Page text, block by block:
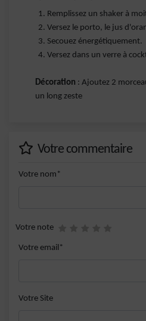
Remplissez un shaker à
Versez le porto, le jus
Secouez énergétiquement.
Versez dans un verre à
Décoration : Ajoutez 2
un long zeste
Votre commentaire
Votre nom*
Votre note
Votre email*
Votre Site